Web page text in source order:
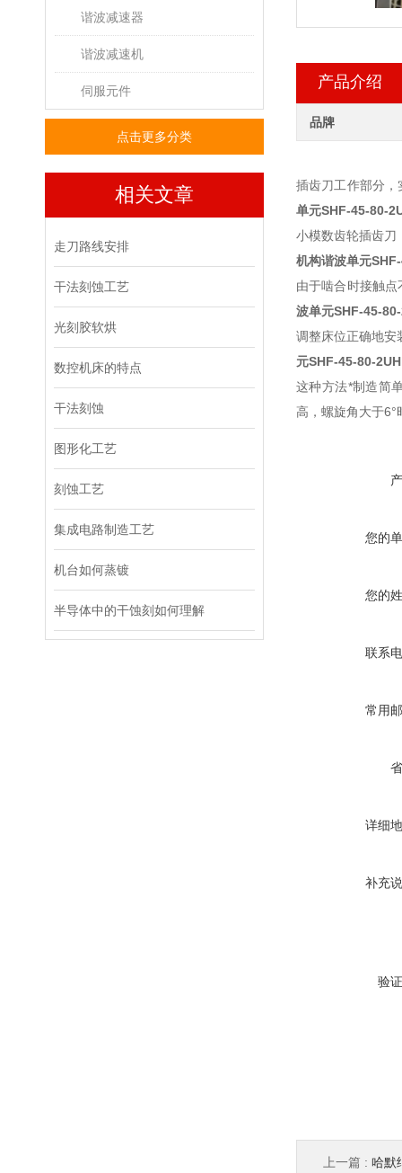
谐波减速器
谐波减速机
伺服元件
点击更多分类
相关文章
走刀路线安排
干法刻蚀工艺
光刻胶软烘
数控机床的特点
干法刻蚀
图形化工艺
刻蚀工艺
集成电路制造工艺
机台如何蒸镀
半导体中的干蚀刻如何理解
产品介绍
品牌
插齿刀工作部分
单元SHF-45-80-
小模数齿轮插齿刀
机构谐波单元
由于啮合时接触
波单元SHF-45-
调整床位正确地安
元SHF-45-80-2UH
这种方法*制造简
高，螺旋角大于6°
您的
您的
联系
常用
详细
补充
验
上一篇 : 哈默